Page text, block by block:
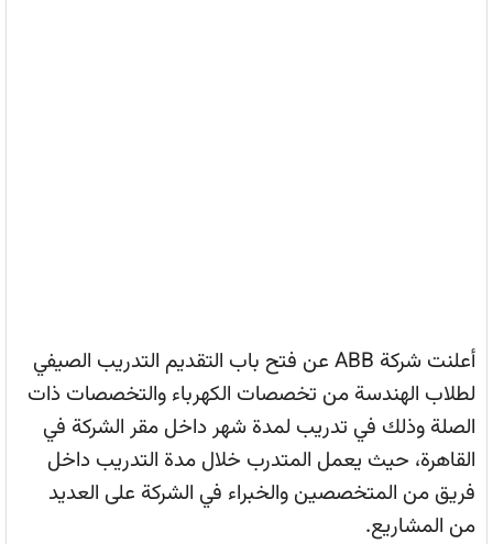
أعلنت شركة ABB عن فتح باب التقديم التدريب الصيفي
لطلاب الهندسة من تخصصات الكهرباء والتخصصات ذات
الصلة وذلك في تدريب لمدة شهر داخل مقر الشركة في
القاهرة، حيث يعمل المتدرب خلال مدة التدريب داخل
فريق من المتخصصين والخبراء في الشركة على العديد
من المشاريع.